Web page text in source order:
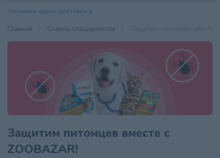
Уточнить адрес доставки
Главная
Советы специалистов
Защитим питомцев вместе с
ZOOBAZAR!